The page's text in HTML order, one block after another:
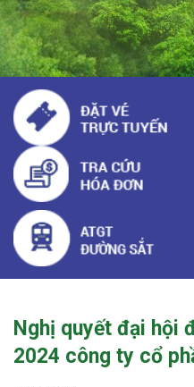
Nghị quyết đại hội
2024 công ty cổ